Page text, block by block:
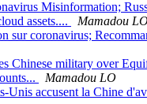
Misinformation;
assets....
Mamadou
coronavirus;
military over
Mamadou LO
accusent la Chine